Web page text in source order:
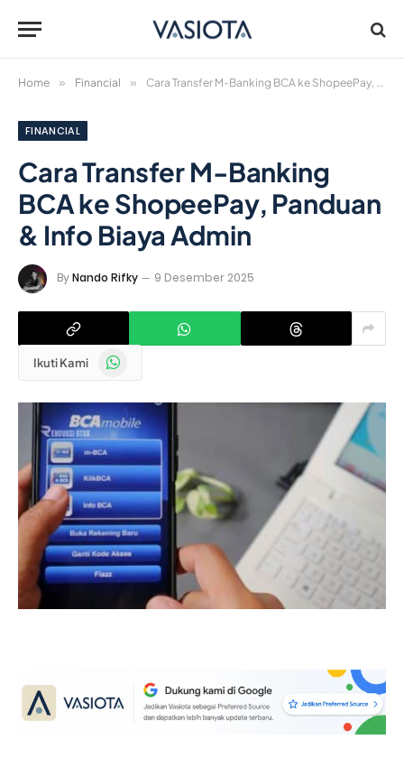
Home » Financial » Cara Transfer M-Banking BCA ke ShopeePay, Panduan & Info Biaya Admin
FINANCIAL
Cara Transfer M-Banking
BCA ke ShopeePay, Panduan
& Info Biaya Admin
ByNando Rifky 9 Desember 2025
Ikuti Kami WhatsApp